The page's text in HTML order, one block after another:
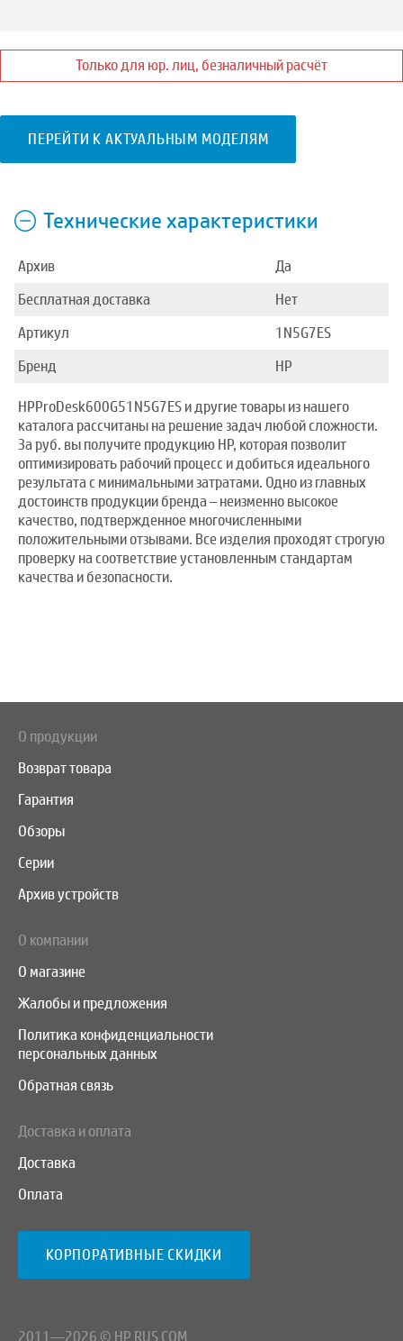
Только для юр. лиц, безналичный расчёт
ПЕРЕЙТИ К АКТУАЛЬНЫМ МОДЕЛЯМ
Технические характеристики
Архив
Да
Бесплатная доставка
Нет
Артикул
1N5G7ES
Бренд
HP
HPProDesk600G51N5G7ES и другие товары из нашего
каталога рассчитаны на решение задач любой сложности.
За руб. вы получите продукцию HP, которая позволит
оптимизировать рабочий процесс и добиться идеального
результата с минимальными затратами. Одно из главных
достоинств продукции бренда – неизменно высокое
качество, подтвержденное многочисленными
положительными отзывами. Все изделия проходят строгую
проверку на соответствие установленным стандартам
качества и безопасности.
О продукции
Возврат товара
Гарантия
Обзоры
Серии
Архив устройств
О компании
О магазине
Жалобы и предложения
Политика конфиденциальности
персональных данных
Обратная связь
Доставка и оплата
Доставка
Оплата
КОРПОРАТИВНЫЕ СКИДКИ
2011—2026 © HP RUS COM